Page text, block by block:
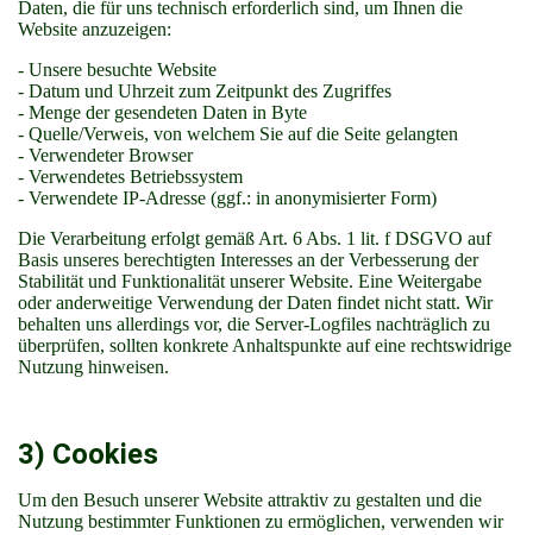
Daten, die für uns technisch erforderlich sind, um Ihnen die
Website anzuzeigen:
- Unsere besuchte Website
- Datum und Uhrzeit zum Zeitpunkt des Zugriffes
- Menge der gesendeten Daten in Byte
- Quelle/Verweis, von welchem Sie auf die Seite gelangten
- Verwendeter Browser
- Verwendetes Betriebssystem
- Verwendete IP-Adresse (ggf.: in anonymisierter Form)
Die Verarbeitung erfolgt gemäß Art. 6 Abs. 1 lit. f DSGVO auf
Basis unseres berechtigten Interesses an der Verbesserung der
Stabilität und Funktionalität unserer Website. Eine Weitergabe
oder anderweitige Verwendung der Daten findet nicht statt. Wir
behalten uns allerdings vor, die Server-Logfiles nachträglich zu
überprüfen, sollten konkrete Anhaltspunkte auf eine rechtswidrige
Nutzung hinweisen.
3) Cookies
Um den Besuch unserer Website attraktiv zu gestalten und die
Nutzung bestimmter Funktionen zu ermöglichen, verwenden wir